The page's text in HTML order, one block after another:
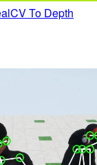
To Depth